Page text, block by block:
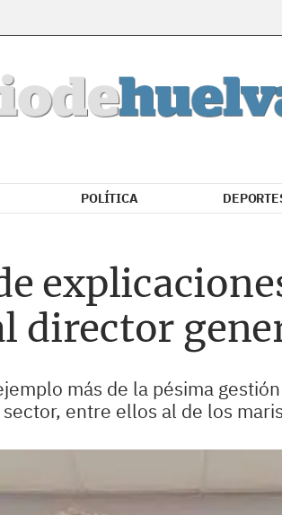
POLÍTICA
director
más de la pésima
entre ellos al de los